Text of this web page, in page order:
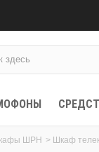
ШРН > Шкаф